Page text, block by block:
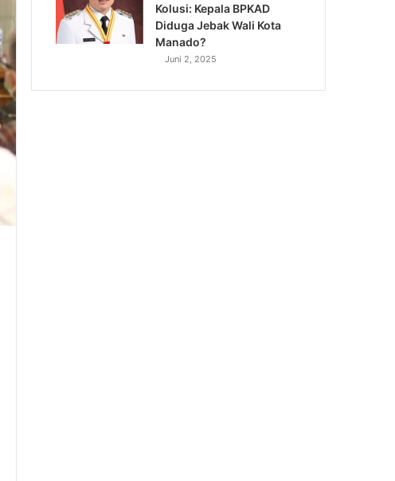
Kolusi: Kepala BPKAD
Diduga Jebak Wali Kota
Manado?
Juni 2, 2025